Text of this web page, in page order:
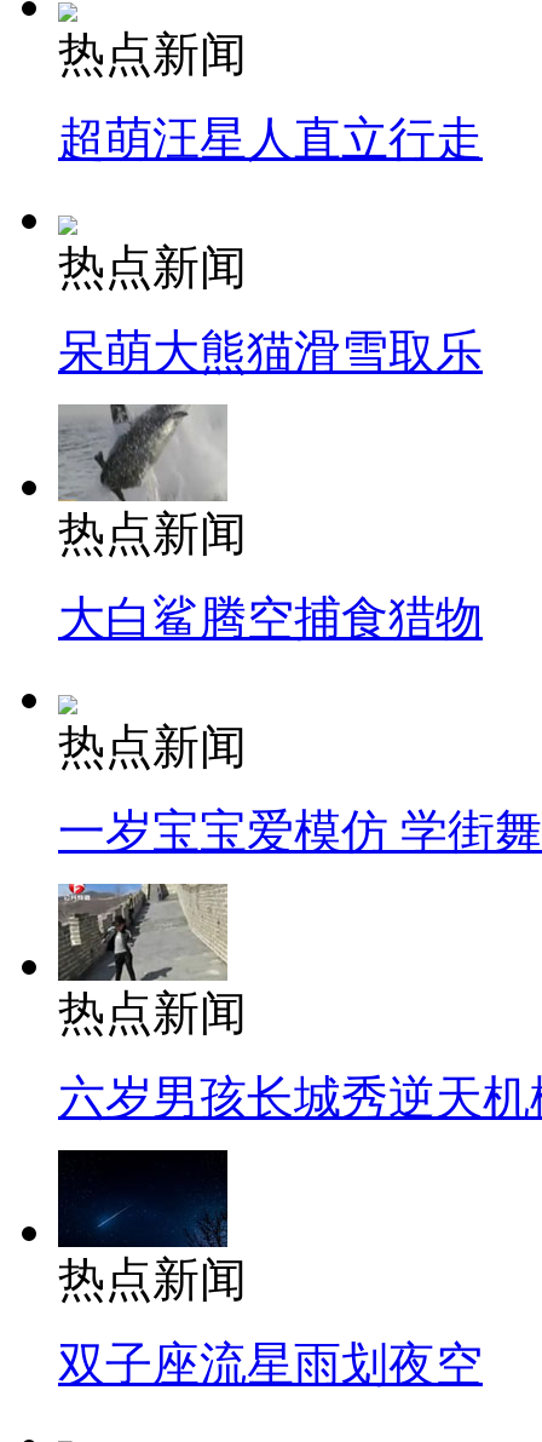
热点新闻
超萌汪星人直立行走
热点新闻
呆萌大熊猫滑雪取乐
热点新闻
大白鲨腾空捕食猎物
热点新闻
一岁宝宝爱模仿 学街
热点新闻
六岁男孩长城秀逆天机
热点新闻
双子座流星雨划夜空